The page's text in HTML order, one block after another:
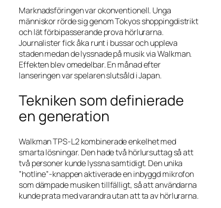
Marknadsföringen var okonventionell. Unga
människor rörde sig genom Tokyos shoppingdistrikt
och lät förbipasserande prova hörlurarna.
Journalister fick åka runt i bussar och uppleva
staden medan de lyssnade på musik via Walkman.
Effekten blev omedelbar. En månad efter
lanseringen var spelaren slutsåld i Japan.
Tekniken som definierade
en generation
Walkman TPS-L2 kombinerade enkelhet med
smarta lösningar. Den hade två hörlursuttag så att
två personer kunde lyssna samtidigt. Den unika
”hotline”-knappen aktiverade en inbyggd mikrofon
som dämpade musiken tillfälligt, så att användarna
kunde prata med varandra utan att ta av hörlurarna.